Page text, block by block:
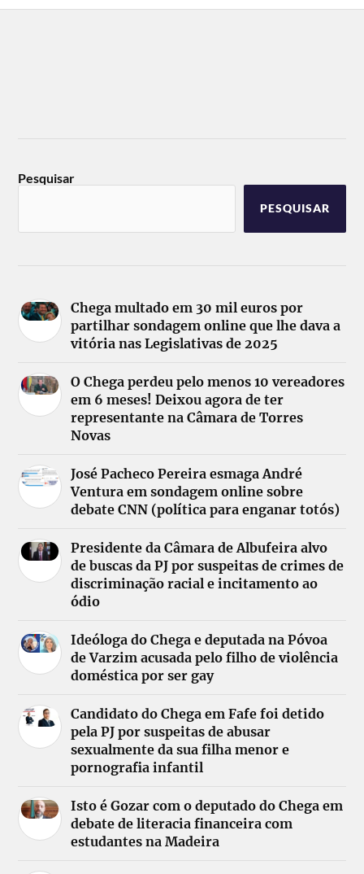
Pesquisar
PESQUISAR
Chega multado em 30 mil euros por
partilhar sondagem online que lhe dava a
vitória nas Legislativas de 2025
O Chega perdeu pelo menos 10 vereadores
em 6 meses! Deixou agora de ter
representante na Câmara de Torres
Novas
José Pacheco Pereira esmaga André
Ventura em sondagem online sobre
debate CNN (política para enganar totós)
Presidente da Câmara de Albufeira alvo
de buscas da PJ por suspeitas de crimes de
discriminação racial e incitamento ao
ódio
Ideóloga do Chega e deputada na Póvoa
de Varzim acusada pelo filho de violência
doméstica por ser gay
Candidato do Chega em Fafe foi detido
pela PJ por suspeitas de abusar
sexualmente da sua filha menor e
pornografia infantil
Isto é Gozar com o deputado do Chega em
debate de literacia financeira com
estudantes na Madeira